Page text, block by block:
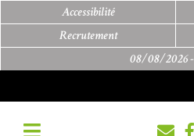
Accessibilité
Recrutement
08/08/2026 -